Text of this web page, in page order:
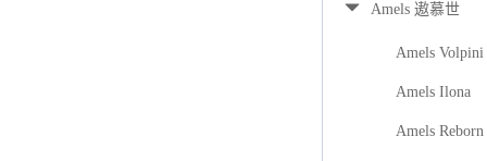
Amels 遨慕世
Amels Volpini
Amels Ilona
Amels